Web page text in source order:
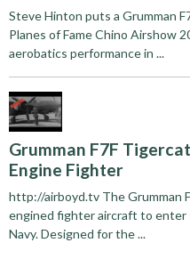
Steve Hinton puts a Grumman
Planes of Fame Chino Airshow
aerobatics performance in ...
Grumman F7F
Engine Fighter
http://airboyd.tv The Grumman
engined fighter aircraft to
Navy. Designed for the ...